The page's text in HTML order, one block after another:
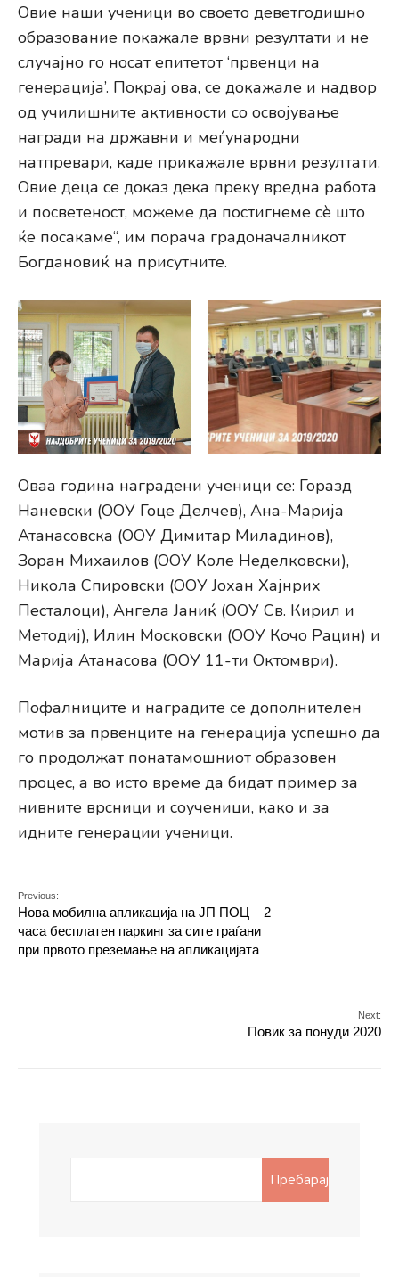
Овие наши ученици во своето деветгодишно
образование покажале врвни резултати и не
случајно го носат епитетот ‘првенци на
генерација’. Покрај ова, се докажале и надвор
од училишните активности со освојување
награди на државни и меѓународни
натпревари, каде прикажале врвни резултати.
Овие деца се доказ дека преку вредна работа
и посветеност, можеме да постигнеме сѐ што
ќе посакаме“, им порача градоначалникот
Богдановиќ на присутните.
Оваа година наградени ученици се: Горазд
Наневски (ООУ Гоце Делчев), Ана-Марија
Атанасовска (ООУ Димитар Миладинов),
Зоран Михаилов (ООУ Коле Неделковски),
Никола Спировски (ООУ Јохан Хајнрих
Песталоци), Ангела Јаниќ (ООУ Св. Кирил и
Методиј), Илин Московски (ООУ Кочо Рацин) и
Марија Атанасова (ООУ 11-ти Октомври).
Пофалниците и наградите се дополнителен
мотив за првенците на генерација успешно да
го продолжат понатамошниот образовен
процес, а во исто време да бидат пример за
нивните врсници и соученици, како и за
идните генерации ученици.
Previous:
Нова мобилна апликација на ЈП ПОЦ – 2
часа бесплатен паркинг за сите граѓани
при првото преземање на апликацијата
Next:
Повик за понуди 2020
Пребарај